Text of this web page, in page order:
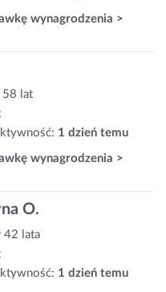
wynagrodzenia >
58 lat
1 dzień temu
wynagrodzenia >
O.
42 lata
1 dzień temu